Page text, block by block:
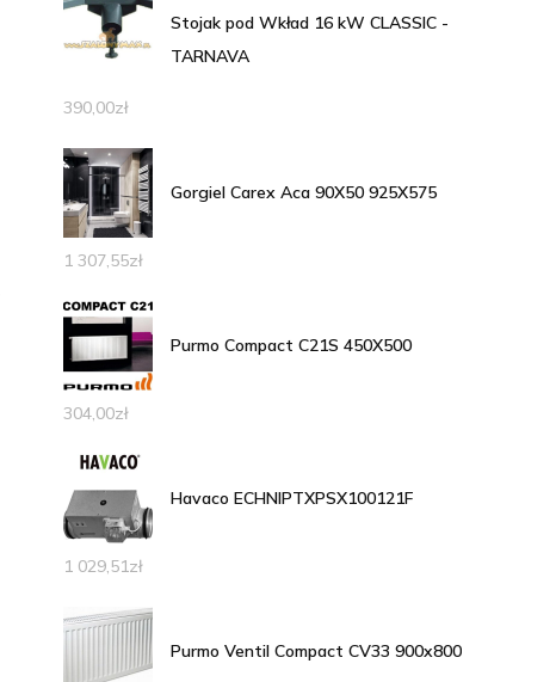
Stojak pod Wkład 16 kW CLASSIC -
TARNAVA
390,00zł
Gorgiel Carex Aca 90X50 925X575
1 307,55zł
Purmo Compact C21S 450X500
304,00zł
Havaco ECHNIPTXPSX100121F
1 029,51zł
Purmo Ventil Compact CV33 900x800